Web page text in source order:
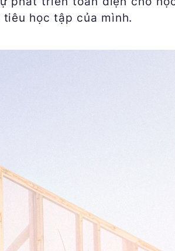
học tập của mình.